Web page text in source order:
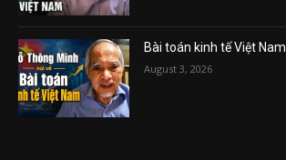
Bài toán kinh tế Việt Nam
August 3, 2026